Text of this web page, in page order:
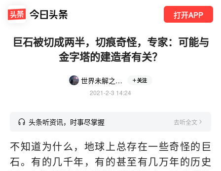
打开APP
巨石被切成两半，切痕奇怪，专家：可能与
金字塔的建造者有关？
世界未解之谜奇闻趣事 关注
2021-2-3 14:24
头条听资讯，时事尽掌握 去听全文
不知道为什么，地球上总存在一些奇怪的巨
石。有的几千年，有的甚至有几万年的历史